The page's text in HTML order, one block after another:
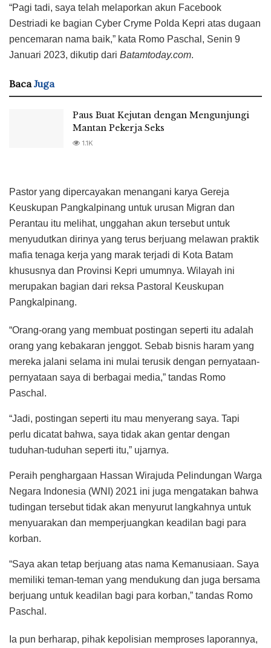
“Pagi tadi, saya telah melaporkan akun Facebook
Destriadi ke bagian Cyber Cryme Polda Kepri atas dugaan
pencemaran nama baik,” kata Romo Paschal, Senin 9
Januari 2023, dikutip dari Batamtoday.com.
Baca Juga
Paus Buat Kejutan dengan Mengunjungi
Mantan Pekerja Seks
1.1K
Pastor yang dipercayakan menangani karya Gereja
Keuskupan Pangkalpinang untuk urusan Migran dan
Perantau itu melihat, unggahan akun tersebut untuk
menyudutkan dirinya yang terus berjuang melawan praktik
mafia tenaga kerja yang marak terjadi di Kota Batam
khususnya dan Provinsi Kepri umumnya. Wilayah ini
merupakan bagian dari reksa Pastoral Keuskupan
Pangkalpinang.
“Orang-orang yang membuat postingan seperti itu adalah
orang yang kebakaran jenggot. Sebab bisnis haram yang
mereka jalani selama ini mulai terusik dengan pernyataan-
pernyataan saya di berbagai media,” tandas Romo
Paschal.
“Jadi, postingan seperti itu mau menyerang saya. Tapi
perlu dicatat bahwa, saya tidak akan gentar dengan
tuduhan-tuduhan seperti itu,” ujarnya.
Peraih penghargaan Hassan Wirajuda Pelindungan Warga
Negara Indonesia (WNI) 2021 ini juga mengatakan bahwa
tudingan tersebut tidak akan menyurut langkahnya untuk
menyuarakan dan memperjuangkan keadilan bagi para
korban.
“Saya akan tetap berjuang atas nama Kemanusiaan. Saya
memiliki teman-teman yang mendukung dan juga bersama
berjuang untuk keadilan bagi para korban,” tandas Romo
Paschal.
Ia pun berharap, pihak kepolisian memproses laporannya,